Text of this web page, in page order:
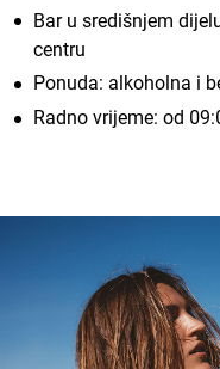
Bar u središnjem
centru
Ponuda: alkoholna i
Radno vrijeme: od